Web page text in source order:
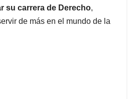
su carrera de Derecho,
de más en el mundo de la